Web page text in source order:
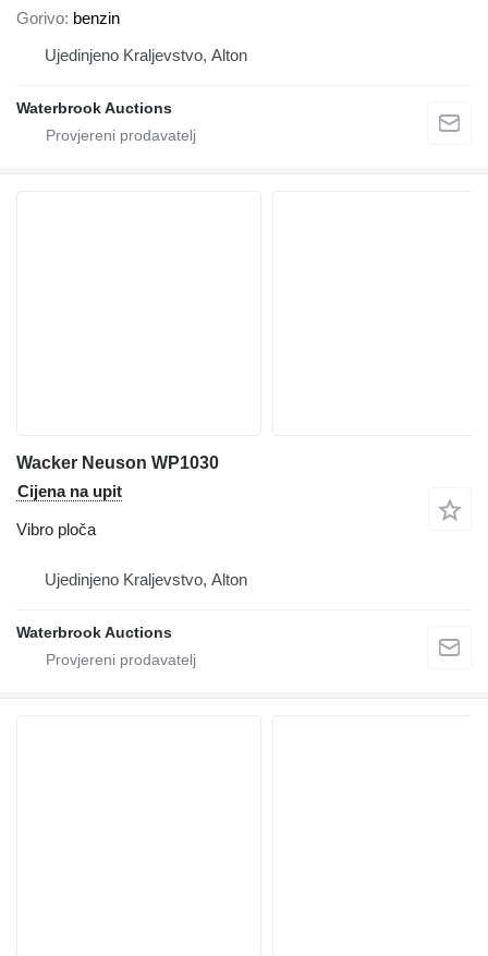
Gorivo benzin
Ujedinjeno Kraljevstvo, Alton
Waterbrook Auctions
Wacker Neuson WP1030
Cijena na upit
Vibro ploča
Ujedinjeno Kraljevstvo, Alton
Waterbrook Auctions